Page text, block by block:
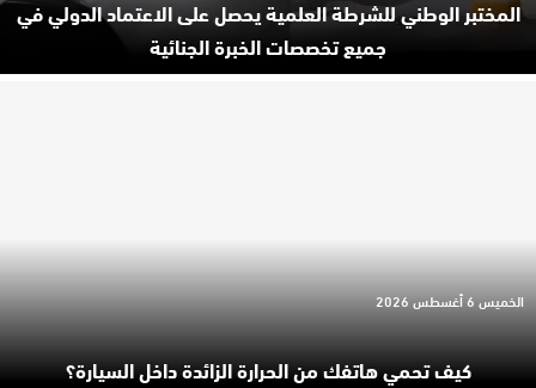
المختبر الوطني للشرطة العلمية يحصل على الاعتماد الدولي في
جميع تخصصات الخبرة الجنائية
كيف تحمي هاتفك من الحرارة الزائدة داخل السيارة؟
الخميس 6 أغسطس 2026